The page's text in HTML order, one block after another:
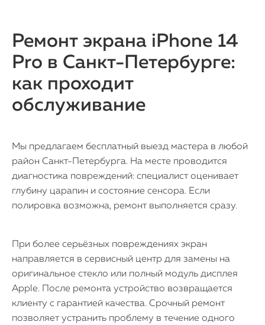
Ремонт экрана iPhone 14
Pro в Санкт-Петербурге:
как проходит
обслуживание
Мы предлагаем бесплатный выезд мастера в любой
район Санкт-Петербурга. На месте проводится
диагностика повреждений: специалист оценивает
глубину царапин и состояние сенсора. Если
полировка возможна, ремонт выполняется сразу.
При более серьёзных повреждениях экран
направляется в сервисный центр для замены на
оригинальное стекло или полный модуль дисплея
Apple. После ремонта устройство возвращается
клиенту с гарантией качества. Срочный ремонт
позволяет устранить проблему в течение одного